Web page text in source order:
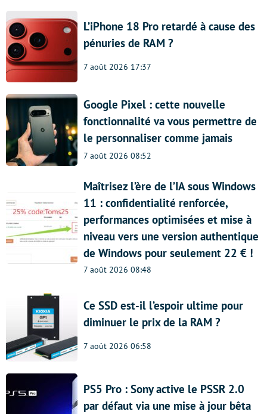
L’iPhone 18 Pro retardé à cause des
pénuries de RAM ?
7 août 2026 17:37
Google Pixel : cette nouvelle
fonctionnalité va vous permettre de
le personnaliser comme jamais
7 août 2026 08:52
Maîtrisez l’ère de l’IA sous Windows
11 : confidentialité renforcée,
performances optimisées et mise à
niveau vers une version authentique
de Windows pour seulement 22 € !
7 août 2026 08:48
Ce SSD est-il l’espoir ultime pour
diminuer le prix de la RAM ?
7 août 2026 06:58
PS5 Pro : Sony active le PSSR 2.0
par défaut via une mise à jour bêta